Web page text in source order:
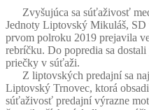
Zvyšujúca sa súťaživosť
Jednoty Liptovský Mikuláš, SD
prvom polroku 2019 prejavila
rebríčku. Do popredia sa
priečky v súťaži.
Z liptovských predajní sa
Liptovský Trnovec, ktorá
súťaživosť predajní výrazne